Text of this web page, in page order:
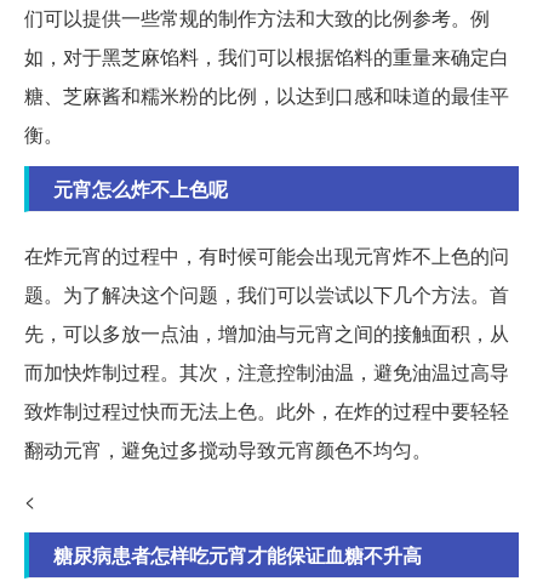
们可以提供一些常规的制作方法和大致的比例参考。例
如，对于黑芝麻馅料，我们可以根据馅料的重量来确定白
糖、芝麻酱和糯米粉的比例，以达到口感和味道的最佳平
衡。
元宵怎么炸不上色呢
在炸元宵的过程中，有时候可能会出现元宵炸不上色的问
题。为了解决这个问题，我们可以尝试以下几个方法。首
先，可以多放一点油，增加油与元宵之间的接触面积，从
而加快炸制过程。其次，注意控制油温，避免油温过高导
致炸制过程过快而无法上色。此外，在炸的过程中要轻轻
翻动元宵，避免过多搅动导致元宵颜色不均匀。
<
糖尿病患者怎样吃元宵才能保证血糖不升高